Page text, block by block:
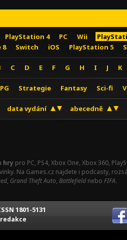
PlayStation 4 PC Wii
8
Switch iOS PlayStation 5
C D E F G H I J K
Strategie Fantasy Sci-fi
data vydání abecedně
hry pro PC, PS4, Xbox One, Xbox 360,
Na Games.cz najdete i podcasty,
, Grand Theft Auto, Battlefield nebo FIFA.
1801-5131
redakce